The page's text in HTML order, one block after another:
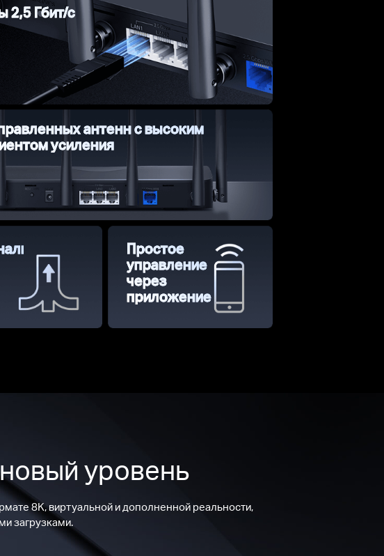
2,5 Гбит/с
антенн с высоким
усиления
Простое
управление
через
приложение
уровень
8K, виртуальной и дополненной реальности,
загрузками.